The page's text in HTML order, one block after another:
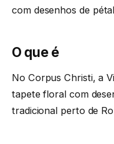
com desenhos de
O que é
No Corpus Christi, a
tapete floral com
tradicional perto de